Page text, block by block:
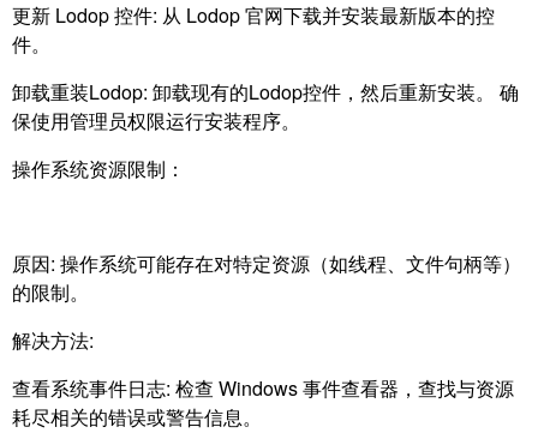
更新 Lodop 控件: 从 Lodop 官网下载并安装最新版本的控
件。
卸载重装Lodop: 卸载现有的Lodop控件，然后重新安装。 确
保使用管理员权限运行安装程序。
操作系统资源限制：
原因: 操作系统可能存在对特定资源（如线程、文件句柄等）
的限制。
解决方法:
查看系统事件日志: 检查 Windows 事件查看器，查找与资源
耗尽相关的错误或警告信息。